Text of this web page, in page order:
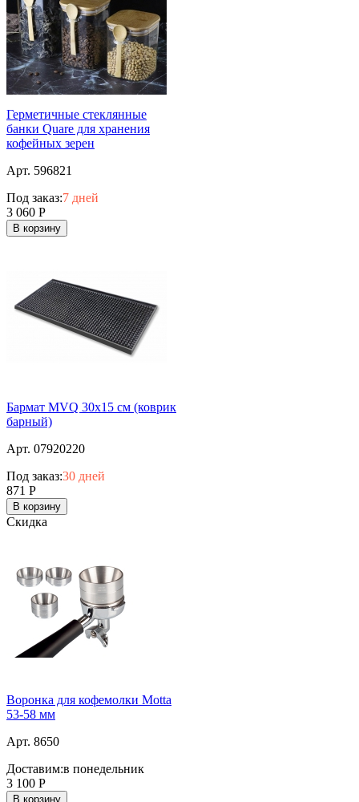
Герметичные стеклянные
банки Quare для хранения
кофейных зерен
Арт. 596821
Под заказ:7 дней
3 060 Р
В корзину
Бармат MVQ 30х15 см (коврик
барный)
Арт. 07920220
Под заказ:30 дней
871 Р
В корзину
Скидка
Воронка для кофемолки Motta
53-58 мм
Арт. 8650
Доставим:в понедельник
3 100 Р
В корзину